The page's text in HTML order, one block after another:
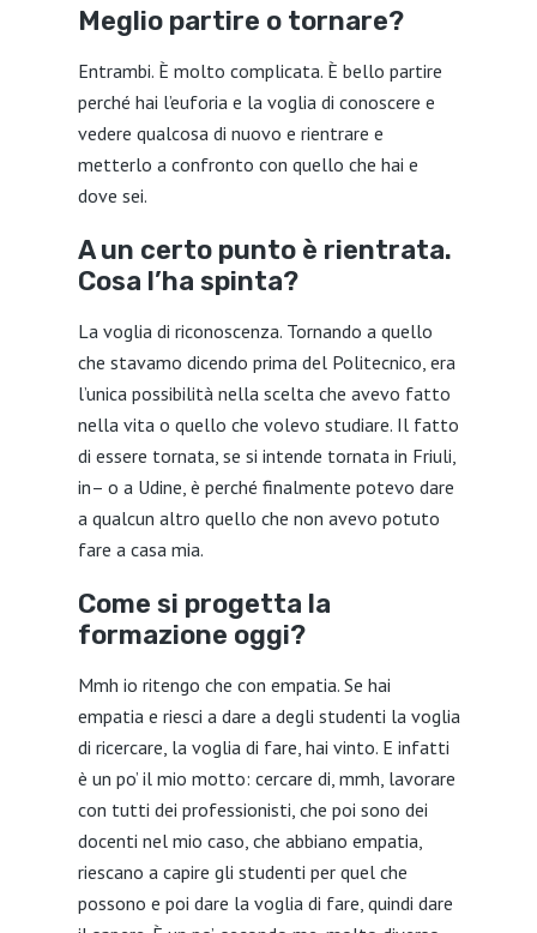
Meglio partire o tornare?
Entrambi. È molto complicata. È bello partire
perché hai l’euforia e la voglia di conoscere e
vedere qualcosa di nuovo e rientrare e
metterlo a confronto con quello che hai e
dove sei.
A un certo punto è rientrata.
Cosa l’ha spinta?
La voglia di riconoscenza. Tornando a quello
che stavamo dicendo prima del Politecnico, era
l’unica possibilità nella scelta che avevo fatto
nella vita o quello che volevo studiare. Il fatto
di essere tornata, se si intende tornata in Friuli,
in– o a Udine, è perché finalmente potevo dare
a qualcun altro quello che non avevo potuto
fare a casa mia.
Come si progetta la
formazione oggi?
Mmh io ritengo che con empatia. Se hai
empatia e riesci a dare a degli studenti la voglia
di ricercare, la voglia di fare, hai vinto. E infatti
è un po’ il mio motto: cercare di, mmh, lavorare
con tutti dei professionisti, che poi sono dei
docenti nel mio caso, che abbiano empatia,
riescano a capire gli studenti per quel che
possono e poi dare la voglia di fare, quindi dare